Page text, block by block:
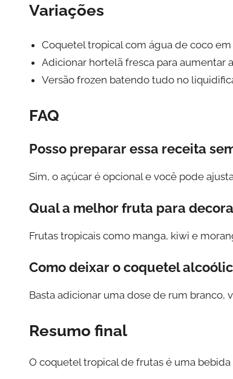
Variações
Coquetel tropical com água de coco
Adicionar hortelã fresca para aumentar
Versão frozen batendo tudo no
FAQ
Posso preparar essa receita
Sim, o açúcar é opcional e você pode
Qual a melhor fruta para
Frutas tropicais como manga, kiwi e
Como deixar o coquetel
Basta adicionar uma dose de rum branco,
Resumo final
O coquetel tropical de frutas é uma